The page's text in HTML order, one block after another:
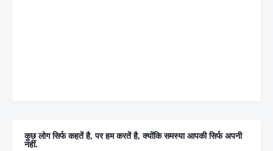
कुछ लोग सिर्फ कहतें है, पर हम करतें है, क्योंकि समस्या आपकी सिर्फ अपनी
नहीं.